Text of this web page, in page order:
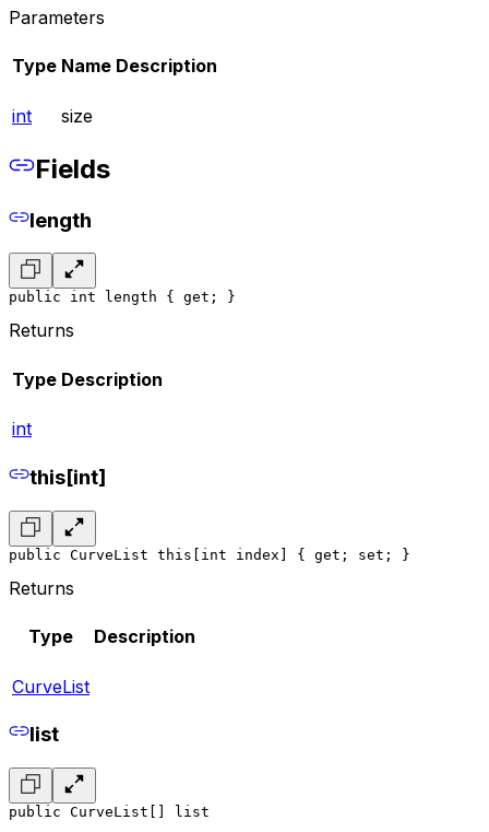
Parameters
Type Name Description
int size
Fields
length
public int length { get; }
Returns
Type Description
int
this[int]
public CurveList this[int index] { get; set; }
Returns
Type Description
CurveList
list
public CurveList[] list